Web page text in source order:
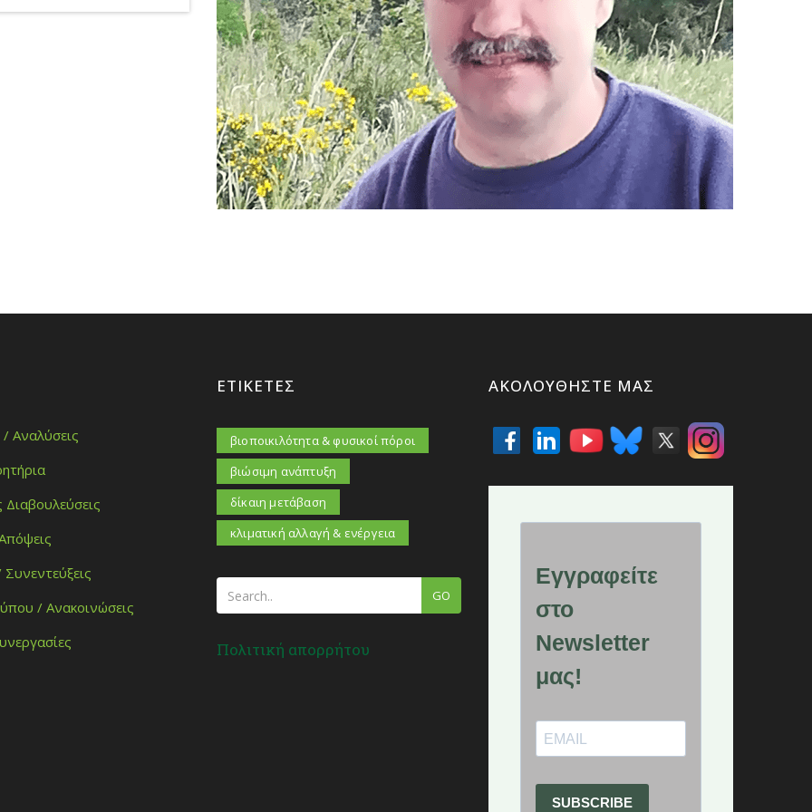
/ Αναλύσεις
Διαβουλεύσεις
Συνεντεύξεις
/ Ανακοινώσεις
ΕΤΙΚΈΤΕΣ
βιοποικιλότητα & φυσικοί πόροι
βιώσιμη ανάπτυξη
δίκαιη μετάβαση
κλιματική αλλαγή & ενέργεια
GO
Πολιτική απορρήτου
ΑΚΟΛΟΥΘΉΣΤΕ ΜΑΣ